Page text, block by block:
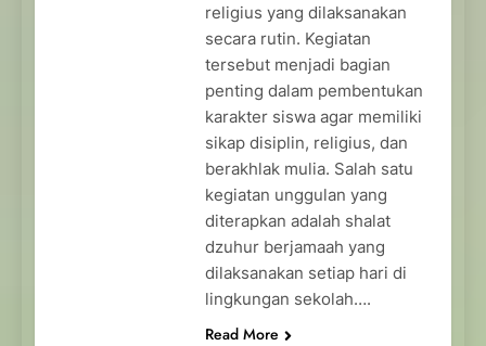
religius yang dilaksanakan
secara rutin. Kegiatan
tersebut menjadi bagian
penting dalam pembentukan
karakter siswa agar memiliki
sikap disiplin, religius, dan
berakhlak mulia. Salah satu
kegiatan unggulan yang
diterapkan adalah shalat
dzuhur berjamaah yang
dilaksanakan setiap hari di
lingkungan sekolah….
Read More